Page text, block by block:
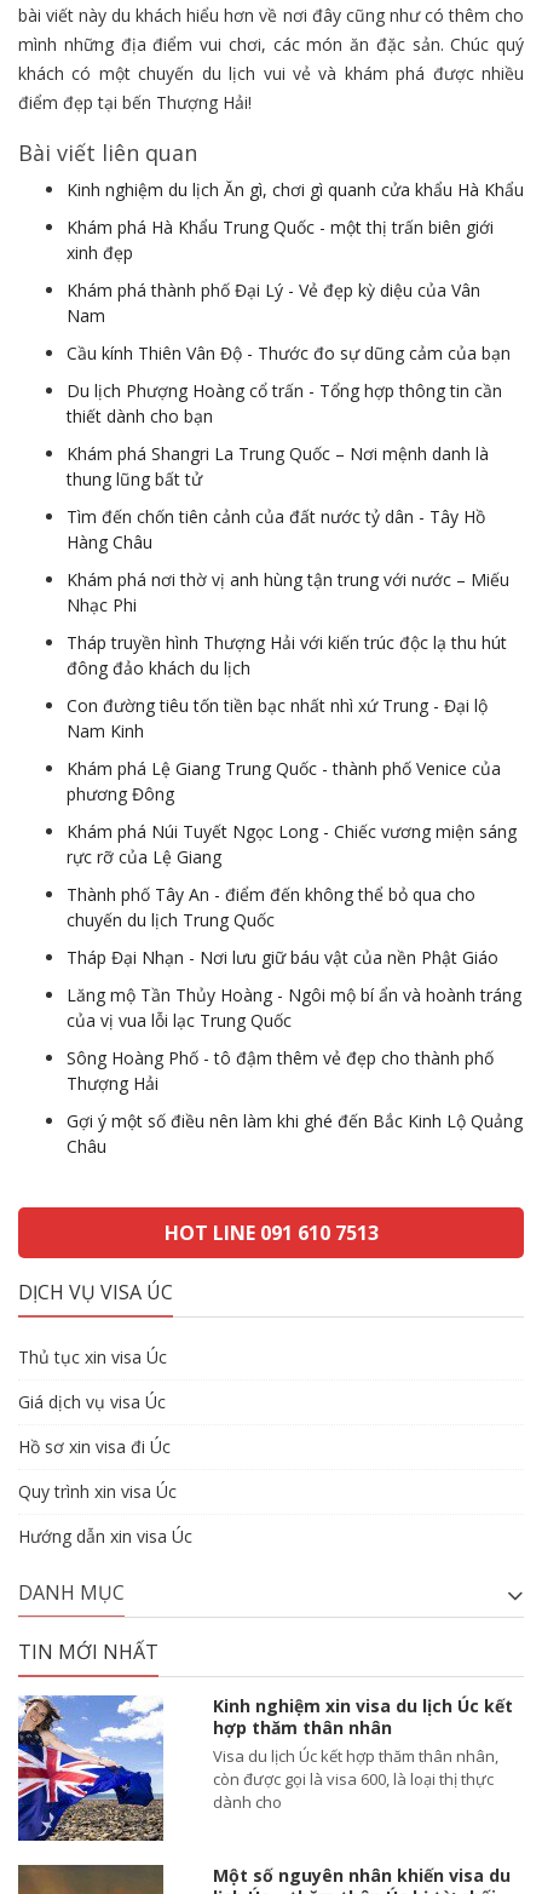
bài viết này du khách hiểu hơn về nơi đây cũng như có thêm cho
mình những địa điểm vui chơi, các món ăn đặc sản. Chúc quý
khách có một chuyến du lịch vui vẻ và khám phá được nhiều
điểm đẹp tại bến Thượng Hải!
Bài viết liên quan
Kinh nghiệm du lịch Ăn gì, chơi gì quanh cửa khẩu Hà Khẩu
Khám phá Hà Khẩu Trung Quốc - một thị trấn biên giới
xinh đẹp
Khám phá thành phố Đại Lý - Vẻ đẹp kỳ diệu của Vân
Nam
Cầu kính Thiên Vân Độ - Thước đo sự dũng cảm của bạn
Du lịch Phượng Hoàng cổ trấn - Tổng hợp thông tin cần
thiết dành cho bạn
Khám phá Shangri La Trung Quốc – Nơi mệnh danh là
thung lũng bất tử
Tìm đến chốn tiên cảnh của đất nước tỷ dân - Tây Hồ
Hàng Châu
Khám phá nơi thờ vị anh hùng tận trung với nước – Miếu
Nhạc Phi
Tháp truyền hình Thượng Hải với kiến trúc độc lạ thu hút
đông đảo khách du lịch
Con đường tiêu tốn tiền bạc nhất nhì xứ Trung - Đại lộ
Nam Kinh
Khám phá Lệ Giang Trung Quốc - thành phố Venice của
phương Đông
Khám phá Núi Tuyết Ngọc Long - Chiếc vương miện sáng
rực rỡ của Lệ Giang
Thành phố Tây An - điểm đến không thể bỏ qua cho
chuyến du lịch Trung Quốc
Tháp Đại Nhạn - Nơi lưu giữ báu vật của nền Phật Giáo
Lăng mộ Tần Thủy Hoàng - Ngôi mộ bí ẩn và hoành tráng
của vị vua lỗi lạc Trung Quốc
Sông Hoàng Phố - tô đậm thêm vẻ đẹp cho thành phố
Thượng Hải
Gợi ý một số điều nên làm khi ghé đến Bắc Kinh Lộ Quảng
Châu
HOT LINE 091 610 7513
DỊCH VỤ VISA ÚC
Thủ tục xin visa Úc
Giá dịch vụ visa Úc
Hồ sơ xin visa đi Úc
Quy trình xin visa Úc
Hướng dẫn xin visa Úc
DANH MỤC
TIN MỚI NHẤT
Kinh nghiệm xin visa du lịch Úc kết
hợp thăm thân nhân
Visa du lịch Úc kết hợp thăm thân nhân,
còn được gọi là visa 600, là loại thị thực
dành cho
Một số nguyên nhân khiến visa du